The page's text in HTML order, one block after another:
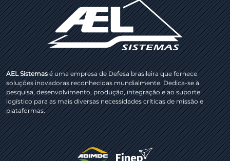
AEL Sistemasé uma empresa de Defesa brasileira que fornece
soluções inovadoras reconhecidas mundialmente. Dedica-se à
pesquisa, desenvolvimento, produção, integração e ao suporte
logístico para as mais diversas necessidades críticas de missão e
plataformas.